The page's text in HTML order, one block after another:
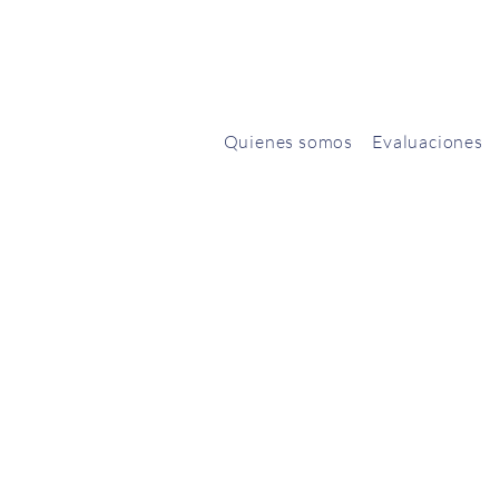
Quienes somos Evaluaciones